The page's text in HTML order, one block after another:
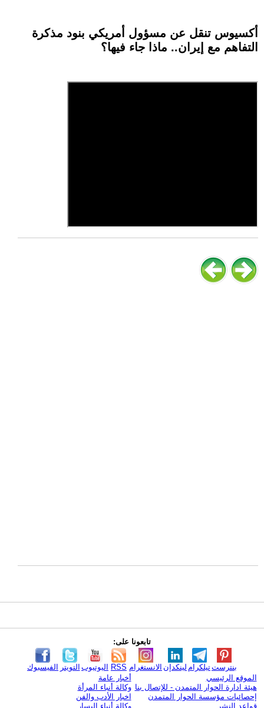
أكسيوس تنقل عن مسؤول أمريكي بنود مذكرة
التفاهم مع إيران.. ماذا جاء فيها؟
تابعونا على:
الفيسبوك التويتر اليوتيوب RSS الانستغرام لينكدإن تيلكرامبنترست
الموقع الرئيسي
هيئة ادارة الحوار المتمدن - للإتصال بنا
إحصائيات مؤسسة الحوار المتمدن
قواعد النشر
أخبار عامة
وكالة أنباء المرأة
اخبار الأدب والفن
وكالة أنباء اليسار